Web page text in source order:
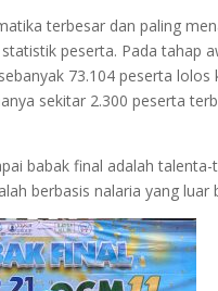
terbesar dan paling
peserta. Pada tahap
73.104 peserta lolos
sekitar 2.300 peserta
babak final adalah
berbasis nalaria yang luar